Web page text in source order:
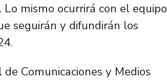
mismo ocurrirá con el equipo
seguirán y difundirán los
Comunicaciones y Medios